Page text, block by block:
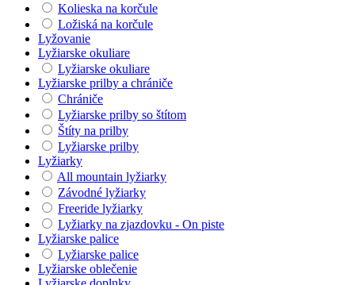
Kolieska na korčule
Ložiská na korčule
Lyžovanie
Lyžiarske okuliare
Lyžiarske okuliare
Lyžiarske prilby a chrániče
Chrániče
Lyžiarske prilby so štítom
Štíty na prilby
Lyžiarske prilby
Lyžiarky
All mountain lyžiarky
Závodné lyžiarky
Freeride lyžiarky
Lyžiarky na zjazdovku - On piste
Lyžiarske palice
Lyžiarske palice
Lyžiarske oblečenie